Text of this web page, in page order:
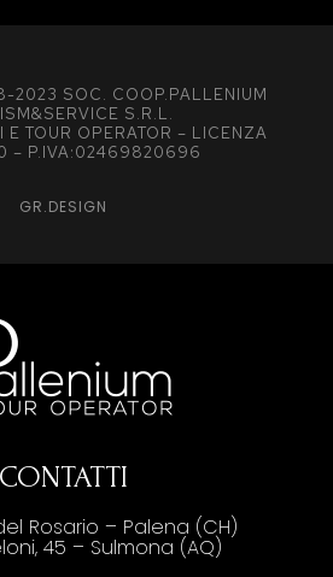
2023 SOC. COOP.PALLENIUM
S.R.L.
TOUR OPERATOR – LICENZA
– P.IVA:02469820696
GR.DESIGN
CONTATTI
Rosario – Palena (CH)
45 – Sulmona (AQ)